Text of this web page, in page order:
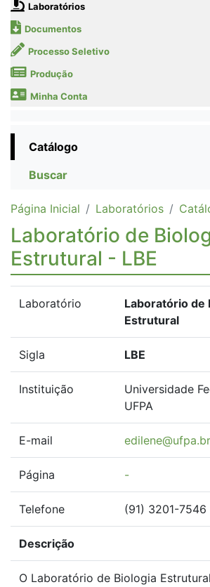
Laboratórios
Documentos
Processo Seletivo
Produção
Minha Conta
Catálogo
Buscar
Página Inicial Laboratórios
Laboratório de
Estrutural - LBE
Laboratório
Laboratório de
Estrutural
Sigla LBE
Instituição
Universidade
UFPA
E-mail edilene@ufpa.br
Página -
Telefone (91) 3201-7546
Descrição
O Laboratório de Biologia